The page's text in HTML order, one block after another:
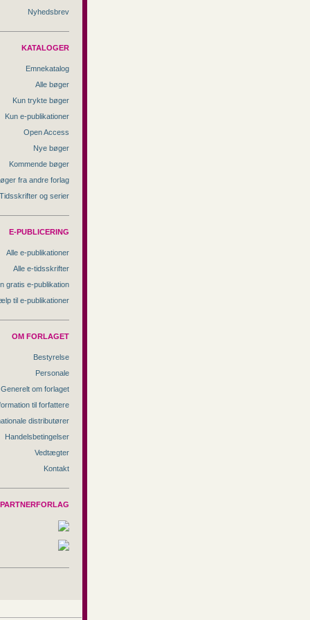
Nyhedsbrev
KATALOGER
Emnekatalog
Alle bøger
Kun trykte bøger
Kun e-publikationer
Open Access
Nye bøger
Kommende bøger
fra andre forlag
Tidsskrifter og serier
E-PUBLICERING
Alle e-publikationer
Alle e-tidsskrifter
gratis e-publikation
til e-publikationer
OM FORLAGET
Bestyrelse
Personale
Generelt om forlaget
til forfattere
distributører
Handelsbetingelser
Vedtægter
Kontakt
PARTNERFORLAG